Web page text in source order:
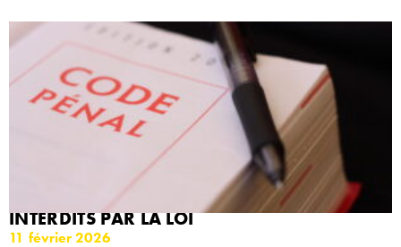
LES 25 CRITÈRES DE DISCRIMINATION
INTERDITS PAR LA LOI
11 février 2026